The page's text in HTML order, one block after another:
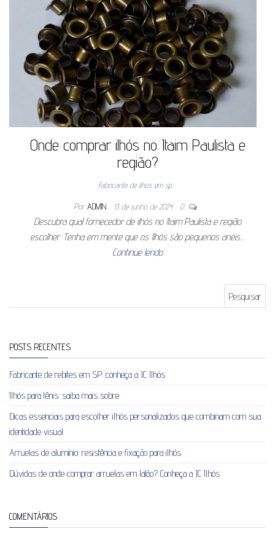
Onde comprar ilhós no Itaim Paulista e
região?
Fabricante de ilhos em sp
Por ADMIN 13 de junho de 2024 0
Descubra qual fornecedor de ilhós no Itaim Paulista e região
escolher. Tenha em mente que os Ilhós são pequenos anéis…
Continue lendo
POSTS RECENTES
Fabricante de rebites em SP: conheça a JC Ilhós
Ilhós para tênis: saiba mais sobre
Dicas essenciais para escolher ilhós personalizados que combinam com sua
identidade visual
Arruelas de alumínio: resistência e fixação para ilhós
Dúvidas de onde comprar arruelas em latão? Conheça a JC Ilhós
COMENTÁRIOS